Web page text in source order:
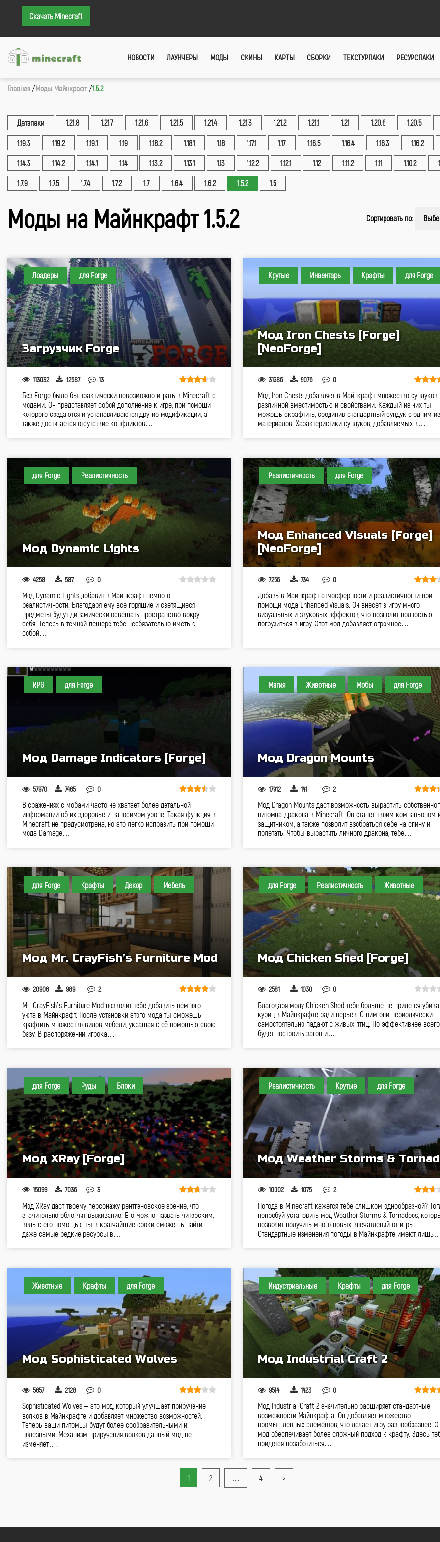
Скачать Minecraft
НОВОСТИ ЛАУНЧЕРЫ МОДЫ СКИНЫ КАРТЫ СБОРКИ ТЕКСТУРПАКИ РЕСУРСПАКИ
Главная Моды Майнкрафт 1.5.2
Датапаки 1.21.8 1.21.7 1.21.6 1.21.5 1.21.4 1.21.3 1.21.2 1.21.1 1.21 1.20.6 1.20.5
1.19.3 1.19.2 1.19.1 1.19 1.18.2 1.18.1 1.18 1.17.1 1.17 1.16.5 1.16.4 1.16.3 1.16.2
1.14.3 1.14.2 1.14.1 1.14 1.13.2 1.13.1 1.13 1.12.2 1.12.1 1.12 1.11.2 1.11 1.10.2
1.7.9 1.7.5 1.7.4 1.7.2 1.7 1.6.4 1.6.2 1.5.2 1.5
Моды на Майнкрафт 1.5.2 Сортировать по:
Лоадеры для Forge
Загрузчик Forge
113032 12587 13
Без Forge было бы практически невозможно играть в Minecraft с
модами. Он представляет собой дополнение к игре, при помощи
которого создаются и устанавливаются другие модификации, а
также достигается отсутствие конфликтов…
Крутые Инвентарь Крафты для Forge
Мод Iron Chests [Forge]
[NeoForge]
31386 9076 0
Мод Iron Chests добавляет в Майнкрафт множество сундуков
различной вместимостью и свойствами. Каждый из них ты
можешь скрафтить, соединив стандартный сундук с одним из
материалов. Характеристики сундуков, добавляемых в…
для Forge Реалистичность
Мод Dynamic Lights
4258 587 0
Мод Dynamic Lights добавит в Майнкрафт немного
реалистичности. Благодаря ему все горящие и светящиеся
предметы будут динамически освещать пространство вокруг
себя. Теперь в темной пещере тебе необязательно иметь с
собой…
Реалистичность для Forge
Мод Enhanced Visuals [Forge]
[NeoForge]
7256 734 0
Добавь в Майнкрафт атмосферности и реалистичности при
помощи мода Enhanced Visuals. Он внесёт в игру много
визуальных и звуковых эффектов, что позволит полностью
погрузиться в игру. Этот мод добавляет огромное…
RPG для Forge
Мод Damage Indicators [Forge]
57970 7465 0
В сражениях с мобами часто не хватает более детальной
информации об их здоровье и наносимом уроне. Такая функция в
Minecraft не предусмотрена, но это легко исправить при помощи
мода Damage…
Магия Животные Мобы для Forge
Мод Dragon Mounts
17912 141 2
Мод Dragon Mounts даст возможность вырастить
питомца-дракона в Minecraft. Он станет твоим компаньоном
защитником, а также позволит взобраться себе на спину и
полетать. Чтобы вырастить личного дракона, тебе…
для Forge Крафты Декор Мебель
Мод Mr. CrayFish’s Furniture Mod
20906 989 2
Mr. CrayFish’s Furniture Mod позволит тебе добавить немного
уюта в Майнкрафт. После установки этого мода ты сможешь
крафтить множество видов мебели, украшая с её помощью свою
базу. В распоряжении игрока…
для Forge Реалистичность Животные
Мод Chicken Shed [Forge]
2581 1030 0
Благодаря моду Chicken Shed тебе больше не придется
куриц в Майнкрафте ради перьев. С ним они периодически
самостоятельно падают с живых птиц. Но эффективнее всего
будет построить загон и…
для Forge Руды Блоки
Мод XRay [Forge]
15099 7036 3
Мод XRay даст твоему персонажу рентгеновское зрение, что
значительно облегчит выживание. Его можно назвать читерским,
ведь с его помощью ты в кратчайшие сроки сможешь найти
даже самые редкие ресурсы в…
Реалистичность Крутые для Forge
Мод Weather Storms &
10002 1075 2
Погода в Minecraft кажется тебе слишком однообразной?
попробуй установить мод Weather Storms & Tornadoes,
позволит получить много новых впечатлений от игры.
Стандартные изменения погоды в Майнкрафте имеют
Животные Крафты для Forge
Мод Sophisticated Wolves
5657 2128 0
Sophisticated Wolves – это мод, который улучшает приручение
волков в Майнкрафте и добавляет множество возможностей.
Теперь ваши питомцы будут более сообразительными и
полезными. Механизм приручения волков данный мод не
изменяет….
Индустриальные Крафты для Forge
Мод Industrial Craft 2
9514 1423 0
Мод Industrial Craft 2 значительно расширяет стандартные
возможности Майнкрафта. Он добавляет множество
промышленных элементов, что делает игру разнообразнее.
мод обеспечивает более сложный подход к крафту. Здесь
придется позаботиться…
1 2 … 4 >